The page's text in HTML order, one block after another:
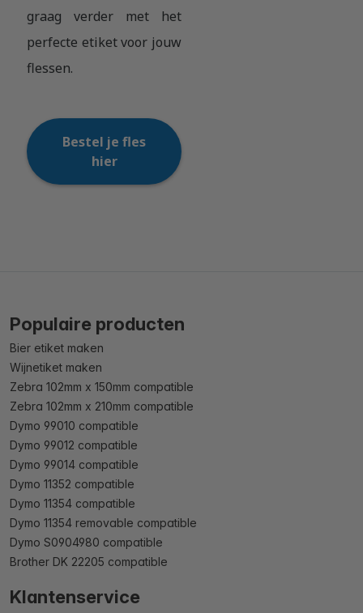
graag verder met het
perfecte etiket voor jouw
flessen.
Bestel je fles
hier
Populaire producten
Bier etiket maken
Wijnetiket maken
Zebra 102mm x 150mm compatible
Zebra 102mm x 210mm compatible
Dymo 99010 compatible
Dymo 99012 compatible
Dymo 99014 compatible
Dymo 11352 compatible
Dymo 11354 compatible
Dymo 11354 removable compatible
Dymo S0904980 compatible
Brother DK 22205 compatible
Klantenservice